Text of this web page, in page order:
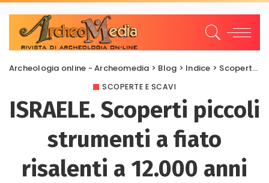
Archeologia online - Archeomedia > Blog > Indice > Scoperte e scavi
SCOPERTE E SCAVI
ISRAELE. Scoperti piccoli
strumenti a fiato
risalenti a 12.000 anni